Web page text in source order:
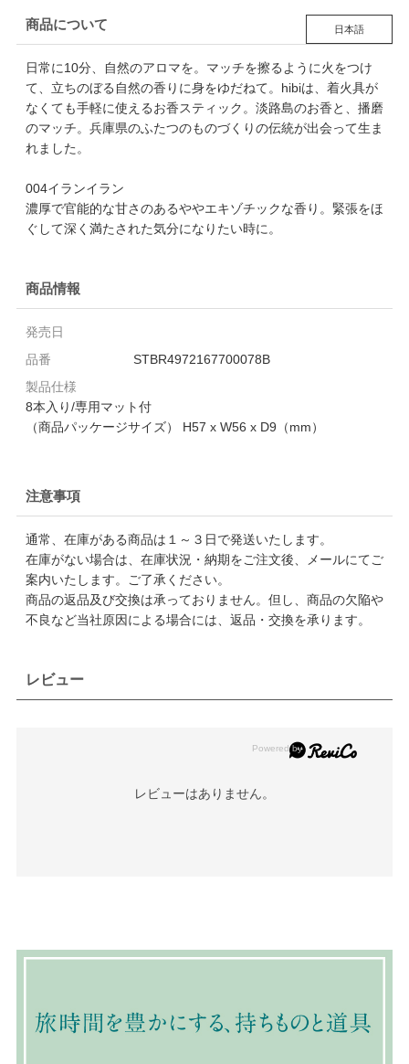
商品について 日本語
日常に10分、自然のアロマを。マッチを擦るように火をつけ
て、立ちのぼる自然の香りに身をゆだねて。hibiは、着火具が
なくても手軽に使えるお香スティック。淡路島のお香と、播磨
のマッチ。兵庫県のふたつのものづくりの伝統が出会って生ま
れました。
004イランイラン
濃厚で官能的な甘さのあるややエキゾチックな香り。緊張をほ
ぐして深く満たされた気分になりたい時に。
商品情報
発売日
品番
STBR4972167700078B
製品仕様
8本入り/専用マット付
（商品パッケージサイズ） H57 x W56 x D9（mm）
注意事項
通常、在庫がある商品は１～３日で発送いたします。
在庫がない場合は、在庫状況・納期をご注文後、メールにてご
案内いたします。ご了承ください。
商品の返品及び交換は承っておりません。但し、商品の欠陥や
不良など当社原因による場合には、返品・交換を承ります。
レビュー
レビューはありません。